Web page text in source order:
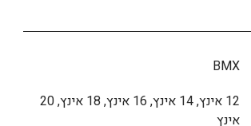
BMX
12 אינץ, 14 אינץ, 16 אינץ, 18 אינץ, 20
אינץ